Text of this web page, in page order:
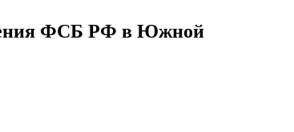
ФСБ РФ в Южной